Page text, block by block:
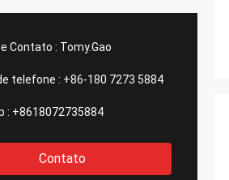
Contato : Tomy.Gao
telefone : +86-180 7273 5884
: +8618072735884
Contato